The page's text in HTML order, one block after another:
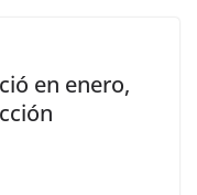
en enero,